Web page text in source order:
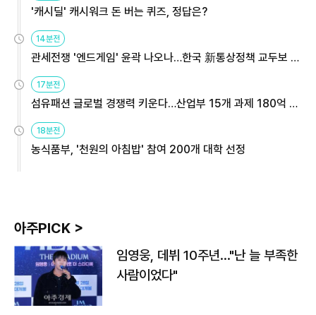
'캐시딜' 캐시워크 돈 버는 퀴즈, 정답은?
14분전
관세전쟁 '엔드게임' 윤곽 나오나…한국 新통상정책 교두보 활
용해야
17분전
섬유패션 글로벌 경쟁력 키운다…산업부 15개 과제 180억 지
원
18분전
농식품부, '천원의 아침밥' 참여 200개 대학 선정
아주PICK >
임영웅, 데뷔 10주년…"난 늘 부족한
사람이었다"